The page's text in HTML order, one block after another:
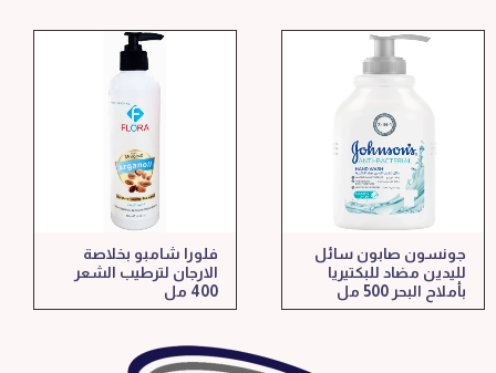
جونسون صابون سائل
لليدين مضاد للبكتيريا
بأملاح البحر 500 مل
فلورا شامبو بخلاصة
الارجان لترطيب الشعر
400 مل